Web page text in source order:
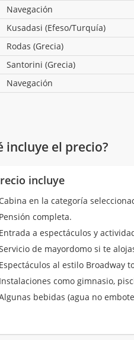
Navegación
Kusadasi (Efeso/Turquía)
Rodas (Grecia)
Santorini (Grecia)
Navegación
incluye el precio?
incluye
Cabina en la categoría
Pensión completa.
Entrada a espectáculos y
de mayordomo si te
Espectáculos al estilo Broadway
Instalaciones como gimnasio,
bebidas (agua no